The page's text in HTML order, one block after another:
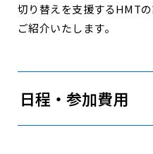
切り替えを支援するHMT
ご紹介いたします。
日程・参加費用